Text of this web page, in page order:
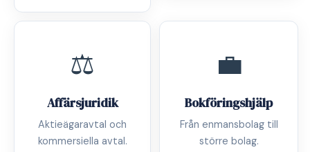
⚖️
Affärsjuridik
Aktieägaravtal och
kommersiella avtal.
💼
Bokföringshjälp
Från enmansbolag till
större bolag.